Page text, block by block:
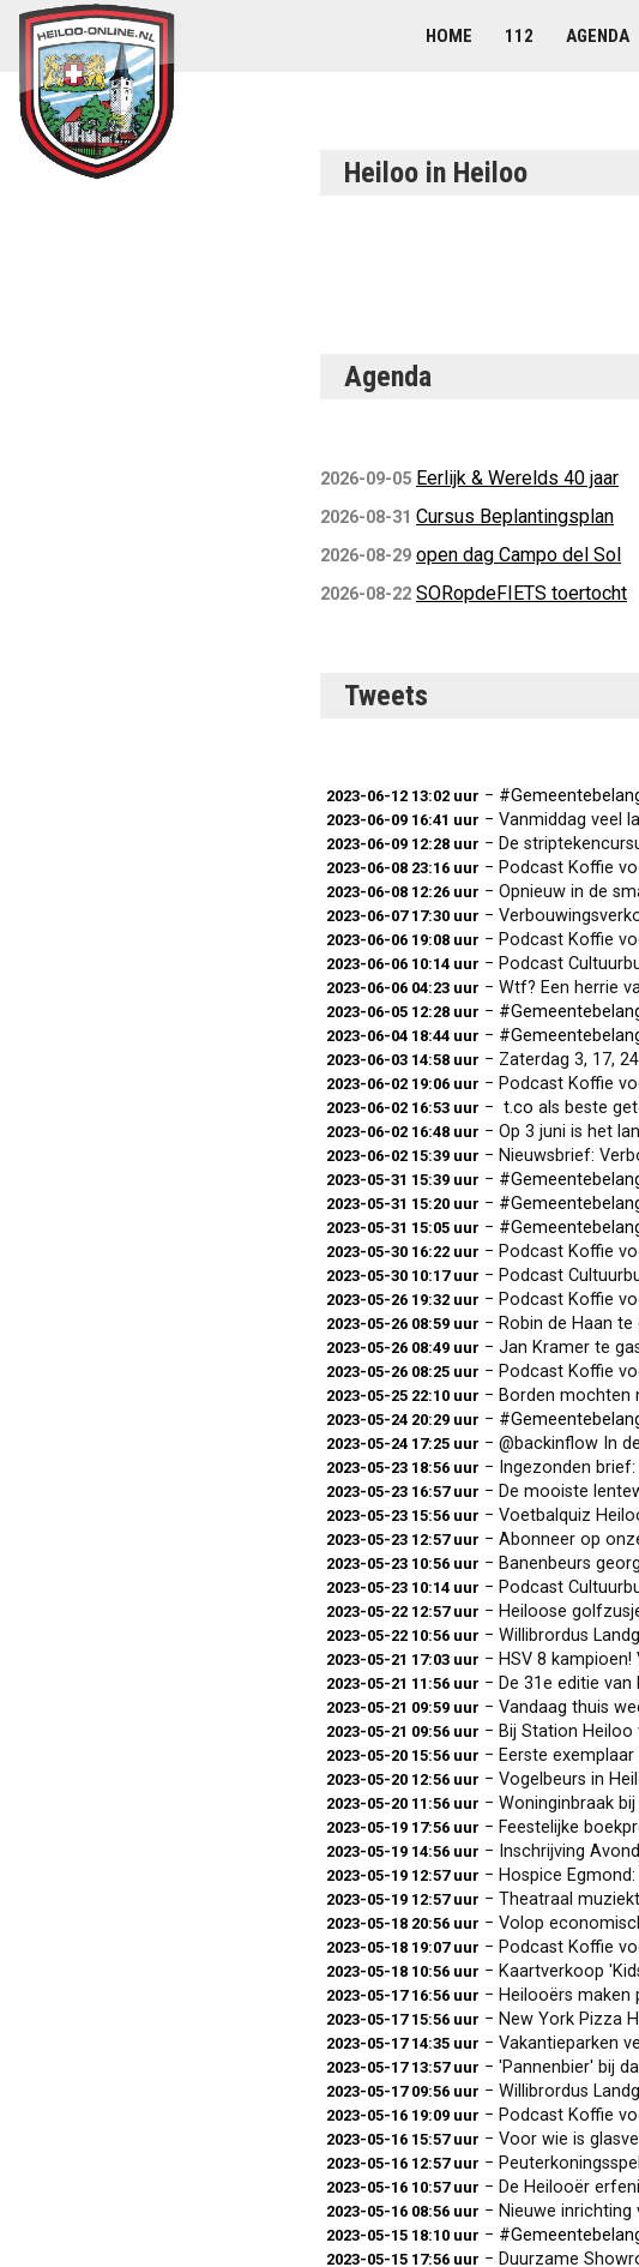
HOME 112 AGENDA
Heiloo in Heiloo
Agenda
2026-09-05 Eerlijk & Werelds 40 jaar
2026-08-31 Cursus Beplantingsplan
2026-08-29 open dag Campo del Sol
2026-08-22 SORopdeFIETS toertocht
Tweets
2023-06-12 13:02 uur −
2023-06-09 16:41 uur − Vanmiddag veel
2023-06-09 12:28 uur − De striptekencursus
2023-06-08 23:16 uur − Podcast Koffie voor
2023-06-08 12:26 uur − Opnieuw in de
2023-06-07 17:30 uur −
2023-06-06 19:08 uur − Podcast Koffie voor
2023-06-06 10:14 uur − Podcast
2023-06-06 04:23 uur − Wtf? Een herrie vanaf
2023-06-05 12:28 uur −
2023-06-04 18:44 uur −
2023-06-03 14:58 uur − Zaterdag 3, 17, 24
2023-06-02 19:06 uur − Podcast Koffie voor
2023-06-02 16:53 uur − t.co als beste
2023-06-02 16:48 uur − Op 3 juni is het
2023-06-02 15:39 uur − Nieuwsbrief:
2023-05-31 15:39 uur −
2023-05-31 15:20 uur −
2023-05-31 15:05 uur −
2023-05-30 16:22 uur − Podcast Koffie voor
2023-05-30 10:17 uur − Podcast
2023-05-26 19:32 uur − Podcast Koffie voor
2023-05-26 08:59 uur − Robin de Haan te
2023-05-26 08:49 uur − Jan Kramer te gast
2023-05-26 08:25 uur − Podcast Koffie voor
2023-05-25 22:10 uur − Borden mochten niet
2023-05-24 20:29 uur −
2023-05-24 17:25 uur − @backinflow In
2023-05-23 18:56 uur − Ingezonden
2023-05-23 16:57 uur − De mooiste
2023-05-23 15:56 uur − Voetbalquiz
2023-05-23 12:57 uur − Abonneer op
2023-05-23 10:56 uur − Banenbeurs
2023-05-23 10:14 uur − Podcast
2023-05-22 12:57 uur − Heiloose
2023-05-22 10:56 uur − Willibrordus
2023-05-21 17:03 uur − HSV 8
2023-05-21 11:56 uur − De 31e editie
2023-05-21 09:59 uur − Vandaag thuis weer
2023-05-21 09:56 uur − Bij Station
2023-05-20 15:56 uur − Eerste
2023-05-20 12:56 uur − Vogelbeurs in
2023-05-20 11:56 uur − Woninginbraak
2023-05-19 17:56 uur − Feestelijke
2023-05-19 14:56 uur − Inschrijving
2023-05-19 12:57 uur − Hospice
2023-05-19 12:57 uur − Theatraal
2023-05-18 20:56 uur − Volop
2023-05-18 19:07 uur − Podcast Koffie voor
2023-05-18 10:56 uur − Kaartverkoop
2023-05-17 16:56 uur − Heilooërs maken
2023-05-17 15:56 uur − New York Pizza
2023-05-17 14:35 uur − Vakantieparken
2023-05-17 13:57 uur − 'Pannenbier' bij
2023-05-17 09:56 uur − Willibrordus
2023-05-16 19:09 uur − Podcast Koffie voor
2023-05-16 15:57 uur − Voor wie is
2023-05-16 12:57 uur −
2023-05-16 10:57 uur − De Heilooër
2023-05-16 08:56 uur − Nieuwe
2023-05-15 18:10 uur −
2023-05-15 17:56 uur − Duurzame